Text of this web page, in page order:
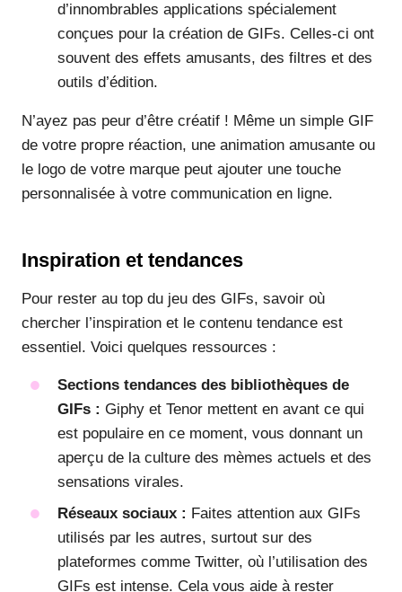
d’innombrables applications spécialement
conçues pour la création de GIFs. Celles-ci ont
souvent des effets amusants, des filtres et des
outils d’édition.
N’ayez pas peur d’être créatif ! Même un simple GIF
de votre propre réaction, une animation amusante ou
le logo de votre marque peut ajouter une touche
personnalisée à votre communication en ligne.
Inspiration et tendances
Pour rester au top du jeu des GIFs, savoir où
chercher l’inspiration et le contenu tendance est
essentiel. Voici quelques ressources :
Sections tendances des bibliothèques de
GIFs : Giphy et Tenor mettent en avant ce qui
est populaire en ce moment, vous donnant un
aperçu de la culture des mèmes actuels et des
sensations virales.
Réseaux sociaux : Faites attention aux GIFs
utilisés par les autres, surtout sur des
plateformes comme Twitter, où l’utilisation des
GIFs est intense. Cela vous aide à rester